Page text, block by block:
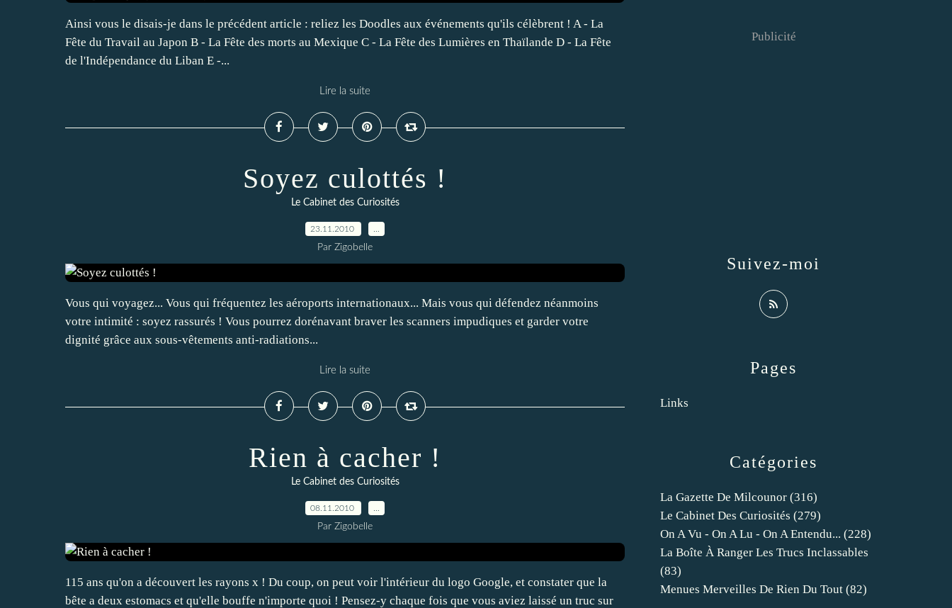
Ainsi vous le disais-je dans le précédent article : reliez les Doodles aux événements qu'ils célèbrent ! A - La
Fête du Travail au Japon B - La Fête des morts au Mexique C - La Fête des Lumières en Thaïlande D - La Fête
de l'Indépendance du Liban E -...
Lire la suite
Soyez culottés !
Le Cabinet des Curiosités
23.11.2010
Par Zigobelle
Vous qui voyagez... Vous qui fréquentez les aéroports internationaux... Mais vous qui défendez néanmoins
votre intimité : soyez rassurés ! Vous pourrez dorénavant braver les scanners impudiques et garder votre
dignité grâce aux sous-vêtements anti-radiations...
Lire la suite
Rien à cacher !
Le Cabinet des Curiosités
08.11.2010
Par Zigobelle
115 ans qu'on a découvert les rayons x ! Du coup, on peut voir l'intérieur du logo Google, et constater que la
bête a deux estomacs et qu'elle bouffe n'importe quoi ! Pensez-y chaque fois que vous aviez laissé un truc sur
Catégories
La Gazette De Milcounor (316)
Le Cabinet Des Curiosités (279)
On A Vu - On A Lu - On A Entendu... (228)
La Boîte À Ranger Les Trucs Inclassables
(83)
Menues Merveilles De Rien Du Tout (82)
Pages
Links
Suivez-moi
Publicité